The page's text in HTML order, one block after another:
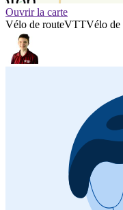
Ouvrir la carte
Vélo de routeVTTVélo